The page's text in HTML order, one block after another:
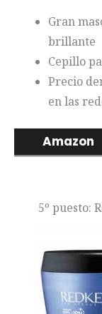
Gran
brillante
Cepillo
Precio
en las
Amazon
5º puesto: